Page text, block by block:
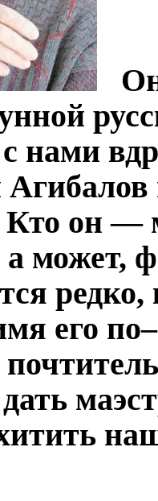
с нами
Кто он —
может,
редко,
его